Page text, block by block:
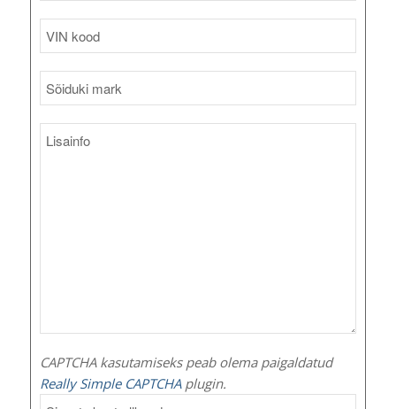
CAPTCHA kasutamiseks peab olema paigaldatud
Really Simple CAPTCHAplugin.